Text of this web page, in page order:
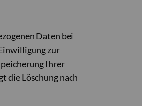
Daten bei
zur
Ihrer
die Löschung nach